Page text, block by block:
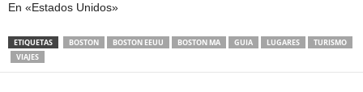
En «Estados Unidos»
ETIQUETAS BOSTON BOSTON EEUU BOSTON MA GUIA LUGARES
TURISMO
VIAJES